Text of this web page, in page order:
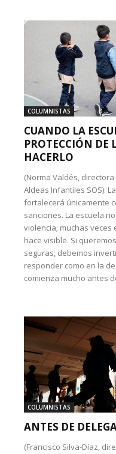
COLUMNISTAS
CUANDO LA
PROTECCIÓN DE
HACERLO
(Norma Valdés,
Aldeas Infantiles SOS):
fortalecerá únicamente
sanciones. La escuela
violencia; muchas
hace visible. Si
seguras, debemos
responder como en la
comienza mucho antes
COLUMNISTAS
ANTES DE
(Francisco Silva-Díaz,